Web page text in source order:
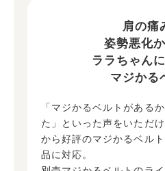
肩の痛
姿勢悪化
ララちゃん
マジかる
「マジかるベルトがある
た」といった声をいただ
から好評のマジかるベル
品に対応。